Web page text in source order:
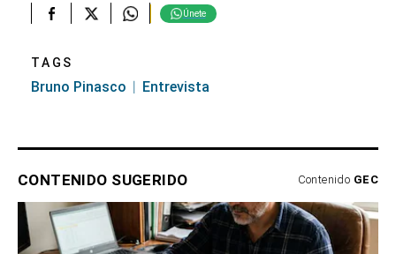
Únete
TAGS
Bruno Pinasco Entrevista
CONTENIDO SUGERIDO Contenido GEC